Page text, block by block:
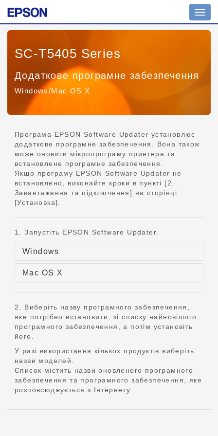
SC-T5405 Series
Додаткове програмне забезпечення
Windows/Mac OS X
Програма EPSON Software Updater установлює
додаткове програмне забезпечення. Вона також
може оновити мікропрограму принтера та
встановлене програмне забезпечення.
Якщо програму EPSON Software Updater не
встановлено, виконайте кроки в пункті [2.
Завантаження та підключення] на сторінці
[Установка].
1. Запустіть EPSON Software Updater.
Windows
Mac OS X
2. Виберіть назву програмного забезпечення,
яке потрібно встановити, зі списку найновішого
програмного забезпечення, а потім установіть
його.
У разі використання кількох продуктів виберіть
назви моделей.
Список містить назви оновленого програмного
забезпечення та програмного забезпечення, яке
розповсюджується з Інтернету.